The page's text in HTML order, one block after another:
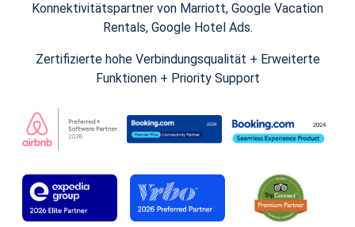
Konnektivitätspartner von Marriott, Google Vacation
Rentals, Google Hotel Ads.
Zertifizierte hohe Verbindungsqualität + Erweiterte
Funktionen + Priority Support